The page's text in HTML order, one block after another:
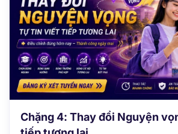
Chặng 4: Thay đổi Nguyện
tiếp tương lai
THỜI GIAN DIỄN RA